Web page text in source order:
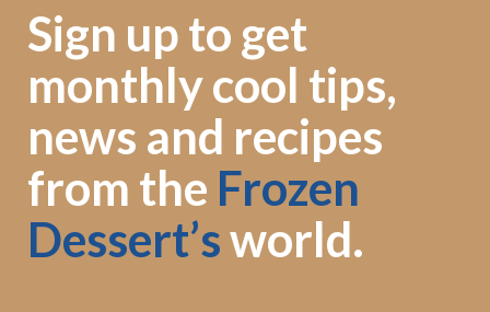
Sign up to get
monthly cool tips,
news and recipes
from the Frozen
Dessert’sworld.